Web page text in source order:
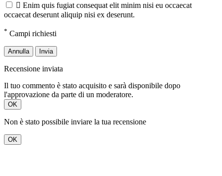
 Enim quis fugiat consequat elit minim nisi eu occaecat
occaecat deserunt aliquip nisi ex deserunt.
* Campi richiesti
Annulla Invia
Recensione inviata
Il tuo commento è stato acquisito e sarà disponibile dopo
l'approvazione da parte di un moderatore.
OK
Non è stato possibile inviare la tua recensione
OK